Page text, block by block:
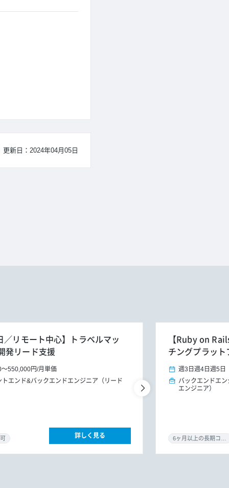
更新日：2024年04月05日
リモート中心】トラベルマッ
発リード支援
～550,000円/月単価
トエンド&バックエンドエンジニア（リード
詳しく見る
【Ruby on
チングプラッ
週3日 週4日 週5日
バックエンドエン
エンジニア）